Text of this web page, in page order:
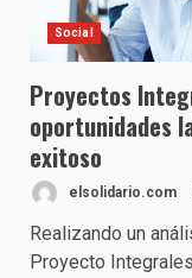
Social
Proyectos
oportunidades
exitoso
elsolidario.com
Realizando un
Proyecto